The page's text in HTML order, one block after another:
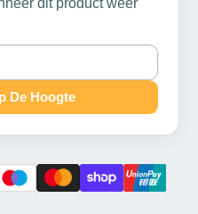
De Hoogte